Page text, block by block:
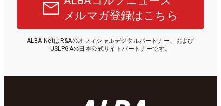
メルマガ登録はこちら
ALBA NetはR&Aのオフィシャルデジタルパートナー、および
USLPGAの日本公式サイトパートナーです。